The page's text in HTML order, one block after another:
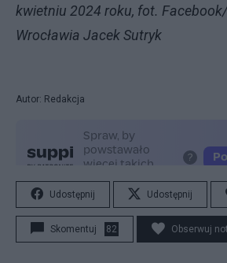
kwietniu 2024 roku, fot.
Wrocławia Jacek Sutryk
Autor: Redakcja
Udostępnij Udostępnij
Skomentuj 82 Obserwuj